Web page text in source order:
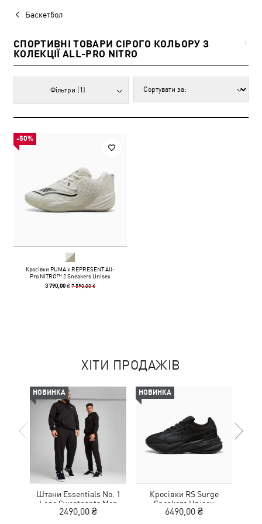
Баскетбол
СПОРТИВНІ ТОВАРИ СІРОГО КОЛЬОРУ З
КОЛЕКЦІЇ ALL-PRO NITRO
1
Фільтри (1)
-50%
Кросівки PUMA x REPRESENT All-
Pro NITRO™ 2 Sneakers Unisex
3 790,00 ₴7 590,00 ₴
ХІТИ ПРОДАЖІВ
НОВИНКА
Штани Essentials No. 1
Logo Sweatpants Men
2490,00 ₴
НОВИНКА
Кросівки RS Surge
Sneakers Unisex
6490,00 ₴